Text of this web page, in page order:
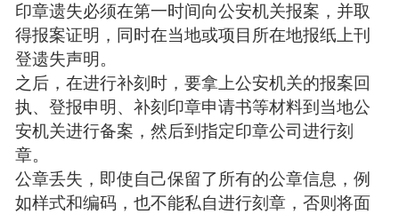
印章遗失必须在第一时间向公安机关报案，并取
得报案证明，同时在当地或项目所在地报纸上刊
登遗失声明。
之后，在进行补刻时，要拿上公安机关的报案回
执、登报申明、补刻印章申请书等材料到当地公
安机关进行备案，然后到指定印章公司进行刻
章。
公章丢失，即使自己保留了所有的公章信息，例
如样式和编码，也不能私自进行刻章，否则将面